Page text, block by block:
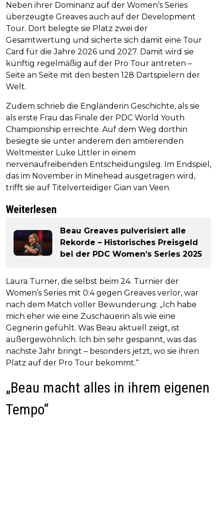
Neben ihrer Dominanz auf der Women’s Series
überzeugte Greaves auch auf der Development
Tour. Dort belegte sie Platz zwei der
Gesamtwertung und sicherte sich damit eine Tour
Card für die Jahre 2026 und 2027. Damit wird sie
künftig regelmäßig auf der Pro Tour antreten –
Seite an Seite mit den besten 128 Dartspielern der
Welt.
Zudem schrieb die Engländerin Geschichte, als sie
als erste Frau das Finale der PDC World Youth
Championship erreichte. Auf dem Weg dorthin
besiegte sie unter anderem den amtierenden
Weltmeister Luke Littler in einem
nervenaufreibenden Entscheidungsleg. Im Endspiel,
das im November in Minehead ausgetragen wird,
trifft sie auf Titelverteidiger Gian van Veen.
Weiterlesen
Beau Greaves pulverisiert alle
Rekorde – Historisches Preisgeld
bei der PDC Women’s Series 2025
Laura Turner, die selbst beim 24. Turnier der
Women’s Series mit 0:4 gegen Greaves verlor, war
nach dem Match voller Bewunderung: „Ich habe
mich eher wie eine Zuschauerin als wie eine
Gegnerin gefühlt. Was Beau aktuell zeigt, ist
außergewöhnlich. Ich bin sehr gespannt, was das
nächste Jahr bringt – besonders jetzt, wo sie ihren
Platz auf der Pro Tour bekommt.“
„Beau macht alles in ihrem eigenen
Tempo“